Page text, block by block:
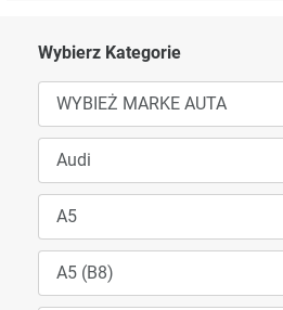
Wybierz Kategorie